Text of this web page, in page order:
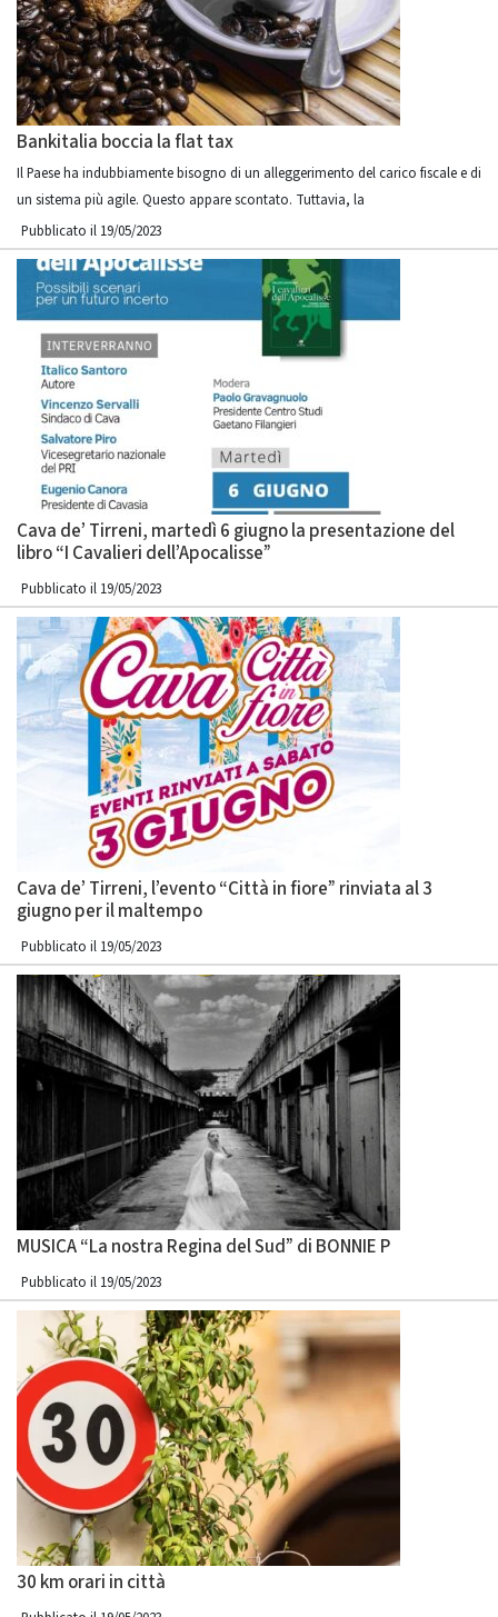
Bankitalia boccia la flat tax
Il Paese ha indubbiamente bisogno di un alleggerimento del carico fiscale e di
un sistema più agile. Questo appare scontato. Tuttavia, la
Pubblicato il 19/05/2023
Cava de’ Tirreni, martedì 6 giugno la presentazione del
libro “I Cavalieri dell’Apocalisse”
Pubblicato il 19/05/2023
Cava de’ Tirreni, l’evento “Città in fiore” rinviata al 3
giugno per il maltempo
Pubblicato il 19/05/2023
MUSICA “La nostra Regina del Sud” di BONNIE P
Pubblicato il 19/05/2023
30 km orari in città